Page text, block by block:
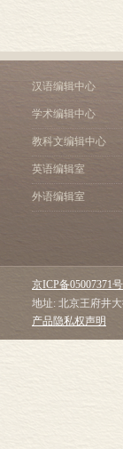
汉语编辑中心
学术编辑中心
教科文编辑中心
英语编辑室
外语编辑室
京ICP备05007371号
地址: 北京王府井
产品隐私权声明